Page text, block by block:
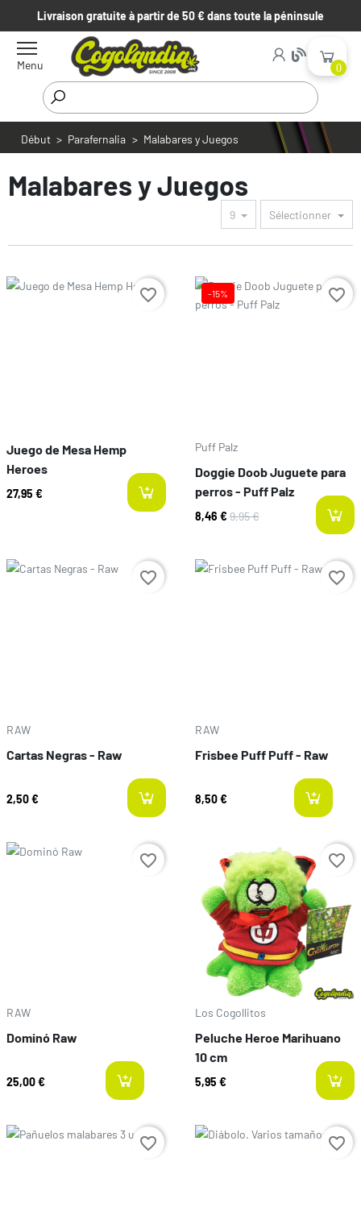
Livraison gratuite à partir de 50 € dans toute la péninsule
Menu 0
Début Parafernalia Malabares y Juegos
Malabares y Juegos
9 Sélectionner
Prix
Juego de Mesa Hemp
Heroes
27,95 €
favorite_border -15%
Puff Palz
Doggie Doob Juguete para
perros - Puff Palz
8,46 €9,95 €
favorite_border
Prix
RAW
Cartas Negras - Raw
2,50 €
favorite_border Prix
RAW
Frisbee Puff Puff - Raw
8,50 €
favorite_border
Prix
RAW
Dominó Raw
25,00 € last-items
favorite_border
Los Cogollitos
Peluche Heroe Marihuano
10 cm
5,95 €
favorite_border
Prix favorite_border Prix favorite_border